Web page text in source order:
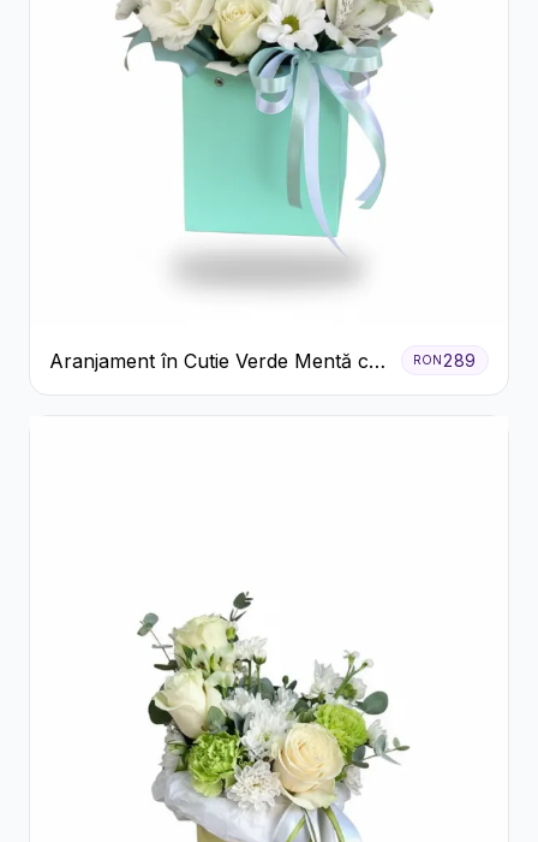
Aranjament în Cutie Verde Mentă cu
Trandafiri și Alstroemeria
RON 289